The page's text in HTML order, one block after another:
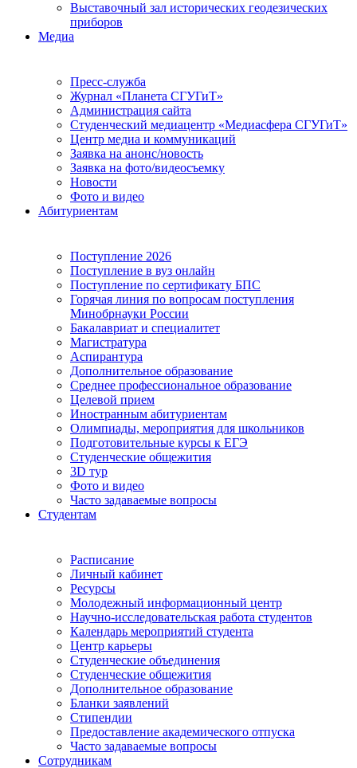
Выставочный зал исторических геодезических
приборов
Медиа
Пресс-служба
Журнал «Планета СГУГиТ»
Администрация сайта
Студенческий медиацентр «Медиасфера СГУГиТ»
Центр медиа и коммуникаций
Заявка на анонс/новость
Заявка на фото/видеосъемку
Новости
Фото и видео
Абитуриентам
Поступление 2026
Поступление в вуз онлайн
Поступление по сертификату БПС
Горячая линия по вопросам поступления
Минобрнауки России
Бакалавриат и специалитет
Магистратура
Аспирантура
Дополнительное образование
Среднее профессиональное образование
Целевой прием
Иностранным абитуриентам
Олимпиады, мероприятия для школьников
Подготовительные курсы к ЕГЭ
Студенческие общежития
3D тур
Фото и видео
Часто задаваемые вопросы
Студентам
Расписание
Личный кабинет
Ресурсы
Молодежный информационный центр
Научно-исследовательская работа студентов
Календарь мероприятий студента
Центр карьеры
Студенческие объединения
Студенческие общежития
Дополнительное образование
Бланки заявлений
Стипендии
Предоставление академического отпуска
Часто задаваемые вопросы
Сотрудникам